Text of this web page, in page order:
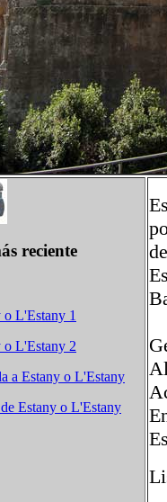
reciente
o L'Estany 1
o L'Estany 2
a Estany o L'Estany
Estany o L'Estany